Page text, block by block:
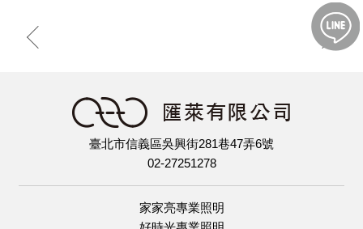
臺北市信義區吳興街281巷47弄6號
02-27251278
家家亮專業照明